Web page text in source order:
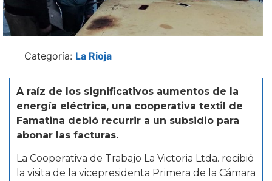
Categoría: La Rioja
A raíz de los significativos aumentos de la
energía eléctrica, una cooperativa textil de
Famatina debió recurrir a un subsidio para
abonar las facturas.
La Cooperativa de Trabajo La Victoria Ltda. recibió
la visita de la vicepresidenta Primera de la Cámara